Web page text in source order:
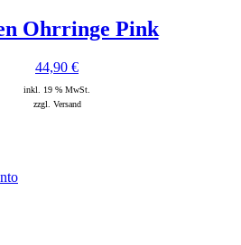
Ohrringe Pink
44,90 €
inkl. 19 % MwSt.
zzgl. Versand